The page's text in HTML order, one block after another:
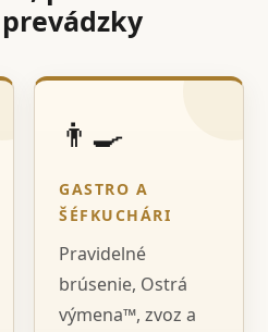
👨‍🍳
GASTRO A
ŠÉFKUCHÁRI
Pravidelné
brúsenie, Ostrá
výmena™, zvoz a